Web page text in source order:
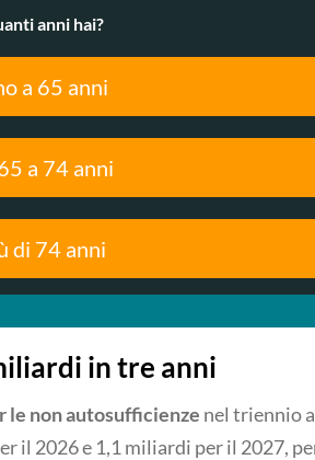
anni hai?
a 65 anni
a 74 anni
di 74 anni
in tre anni
le non autosufficienze nel triennio
il 2026 e 1,1 miliardi per il 2027,